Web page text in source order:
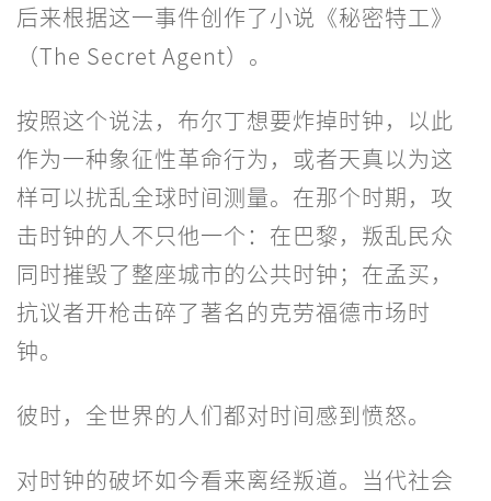
后来根据这一事件创作了小说《秘密特工》
（The Secret Agent）。
按照这个说法，布尔丁想要炸掉时钟，以此
作为一种象征性革命行为，或者天真以为这
样可以扰乱全球时间测量。在那个时期，攻
击时钟的人不只他一个：在巴黎，叛乱民众
同时摧毁了整座城市的公共时钟；在孟买，
抗议者开枪击碎了著名的克劳福德市场时
钟。
彼时，全世界的人们都对时间感到愤怒。
对时钟的破坏如今看来离经叛道。当代社会